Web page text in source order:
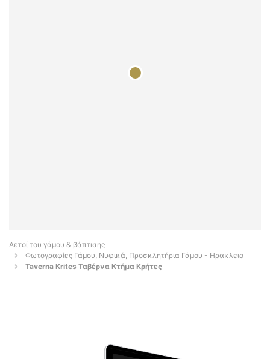
Αετοί του γάμου & βάπτισης
Φωτογραφίες Γάμου, Νυφικά, Προσκλητήρια Γάμου - Ηρακλειο
Taverna Krites Ταβέρνα Κτήμα Κρήτες